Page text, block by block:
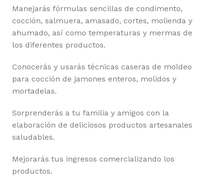
Manejarás fórmulas sencillas de condimento,
cocción, salmuera, amasado, cortes, molienda y
ahumado, así como temperaturas y mermas de
los diferentes productos.
Conocerás y usarás técnicas caseras de moldeo
para cocción de jamones enteros, molidos y
mortadelas.
Sorprenderás a tu familia y amigos con la
elaboración de deliciosos productos artesanales
saludables.
Mejorarás tus ingresos comercializando los
productos.